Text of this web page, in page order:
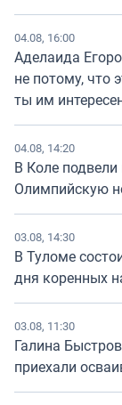
04.08, 16:00
Аделаида
не потому, что
ты им
04.08, 14:20
В Коле
Олимпийскую
03.08, 14:30
В Туломе
дня коренных
03.08, 11:30
Галина
приехали